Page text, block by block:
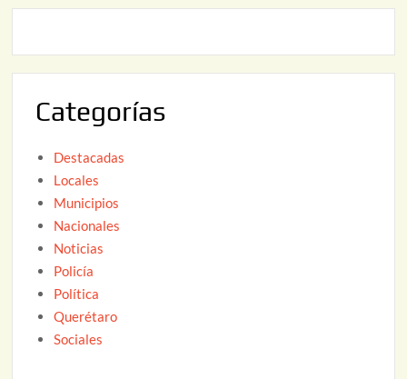
Categorías
Destacadas
Locales
Municipios
Nacionales
Noticias
Policía
Política
Querétaro
Sociales